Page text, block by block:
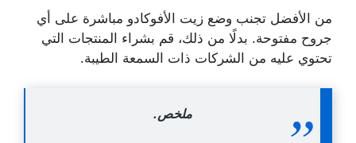
من الأفضل تجنب وضع زيت الأفوكادو مباشرة على أي
جروح مفتوحة. بدلًا من ذلك، قم بشراء المنتجات التي
تحتوي عليه من الشركات ذات السمعة الطيبة.
ملخص.